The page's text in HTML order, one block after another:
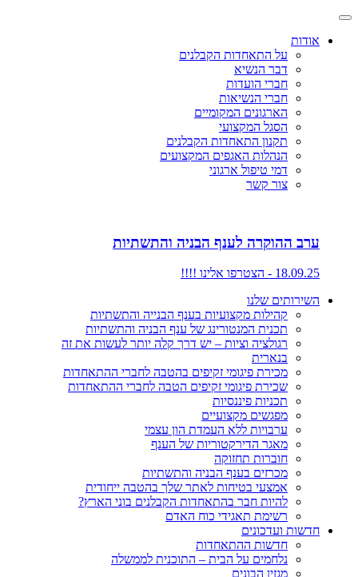
אודות
על התאחדות הקבלנים
דבר הנשיא
חברי הועדות
חברי הנשיאות
הארגונים המקומיים
הסגל המקצועי
תקנון התאחדות הקבלנים
הנהלות האגפים המקצועים
דמי טיפול ארגוני
צור קשר
ערב ההוקרה לענף הבניה והתשתיות
18.09.25 - הצטרפו אלינו !!!!
השירותים שלנו
קהילות מקצועיות בענף הבנייה והתשתיות
תכנית המנטורינג של ענף הבניה והתשתיות
רגולציה וציות – יש דרך קלה יותר לעשות את זה
בנארית
מכירת פיגומי זקיפים בהטבה לחברי ההתאחדות
שכירת פיגומי זקיפים הטבה לחברי ההתאחדות
תכניות פיננסיות
מפגשים מקצועיים
ערבויות ללא העמדת הון עצמי
מאגר הדירקטוריות של הענף
חוברות תחזוקה
מכרזים בענף הבניה והתשתיות
אמצעי בטיחות לאתר שלך בהטבה ייחודית
להיות חבר בהתאחדות הקבלנים בוני הארץ?
רשימת תאגידי כוח האדם
חדשות ועדכונים
חדשות ההתאחדות
נלחמים על הבית – התוכנית לממשלה
מגזין הבונים